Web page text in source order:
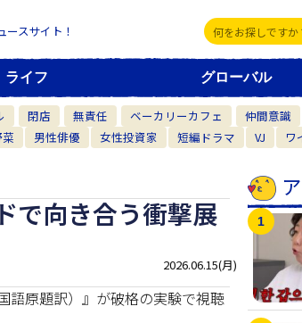
スサイト！
ライフ グローバル
閉店 無責任 ベーカリーカフェ 仲間意識
男性俳優 女性投資家 短編ドラマ VJ ワ
で向き合う衝撃展
2026.06.15(月)
語原題訳）』が破格の実験で視聴